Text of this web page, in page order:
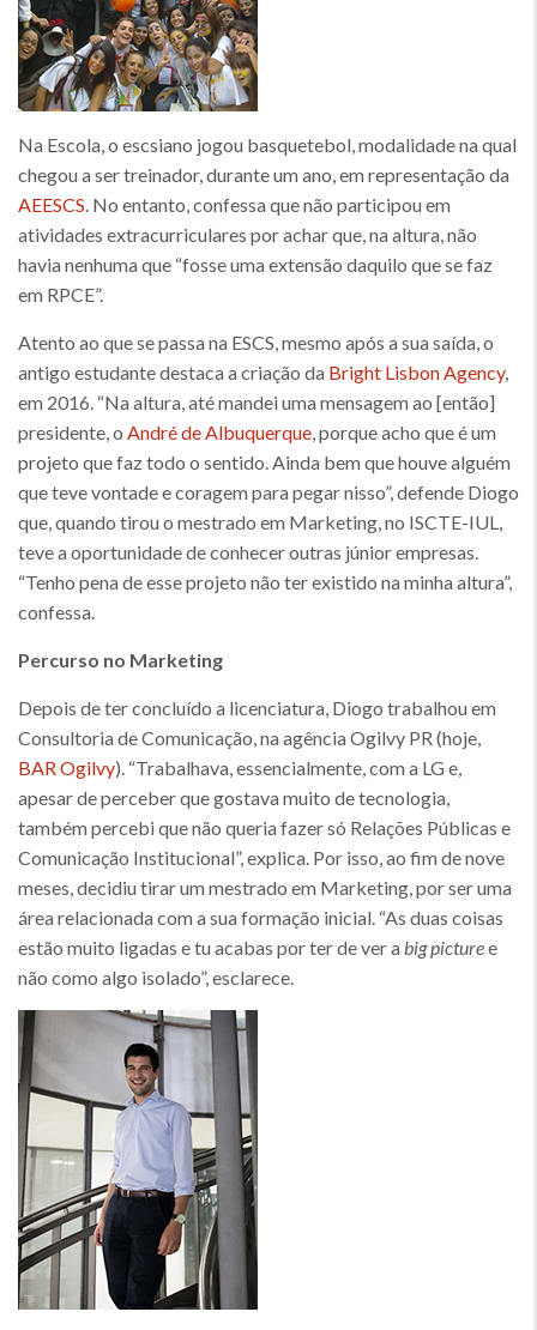
Na Escola, o escsiano jogou basquetebol, modalidade na qual
chegou a ser treinador, durante um ano, em representação da
AEESCS. No entanto, confessa que não participou em
atividades extracurriculares por achar que, na altura, não
havia nenhuma que “fosse uma extensão daquilo que se faz
em RPCE”.
Atento ao que se passa na ESCS, mesmo após a sua saída, o
antigo estudante destaca a criação da Bright Lisbon Agency,
em 2016. “Na altura, até mandei uma mensagem ao [então]
presidente, o André de Albuquerque, porque acho que é um
projeto que faz todo o sentido. Ainda bem que houve alguém
que teve vontade e coragem para pegar nisso”, defende Diogo
que, quando tirou o mestrado em Marketing, no ISCTE-IUL,
teve a oportunidade de conhecer outras júnior empresas.
“Tenho pena de esse projeto não ter existido na minha altura”,
confessa.
Percurso no Marketing
Depois de ter concluído a licenciatura, Diogo trabalhou em
Consultoria de Comunicação, na agência Ogilvy PR (hoje,
BAR Ogilvy). “Trabalhava, essencialmente, com a LG e,
apesar de perceber que gostava muito de tecnologia,
também percebi que não queria fazer só Relações Públicas e
Comunicação Institucional”, explica. Por isso, ao fim de nove
meses, decidiu tirar um mestrado em Marketing, por ser uma
área relacionada com a sua formação inicial. “As duas coisas
estão muito ligadas e tu acabas por ter de ver abig picturee
não como algo isolado”, esclarece.